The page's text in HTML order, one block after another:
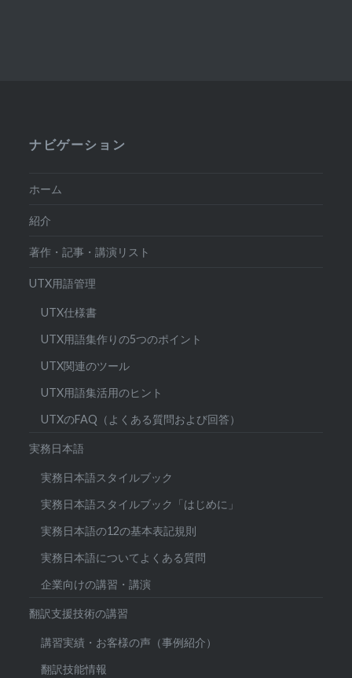
ナビゲーション
ホーム
紹介
著作・記事・講演リスト
UTX用語管理
UTX仕様書
UTX用語集作りの5つのポイント
UTX関連のツール
UTX用語集活用のヒント
UTXのFAQ（よくある質問および回答）
実務日本語
実務日本語スタイルブック
実務日本語スタイルブック「はじめに」
実務日本語の12の基本表記規則
実務日本語についてよくある質問
企業向けの講習・講演
翻訳支援技術の講習
講習実績・お客様の声（事例紹介）
翻訳技能情報